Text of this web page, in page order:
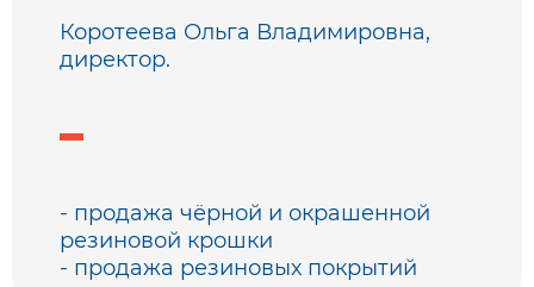
Коротеева Ольга Владимировна,
директор.
- продажа чёрной и окрашенной
резиновой крошки
- продажа резиновых покрытий